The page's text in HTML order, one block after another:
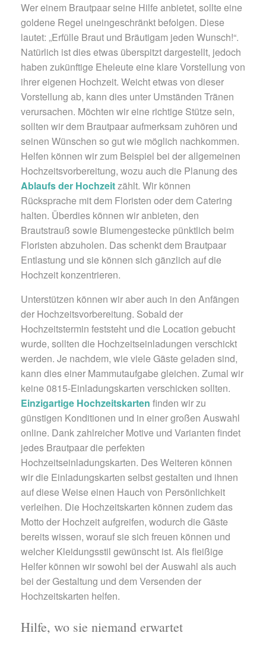
Wer einem Brautpaar seine Hilfe anbietet, sollte eine
goldene Regel uneingeschränkt befolgen. Diese
lautet: „Erfülle Braut und Bräutigam jeden Wunsch!“.
Natürlich ist dies etwas überspitzt dargestellt, jedoch
haben zukünftige Eheleute eine klare Vorstellung von
ihrer eigenen Hochzeit. Weicht etwas von dieser
Vorstellung ab, kann dies unter Umständen Tränen
verursachen. Möchten wir eine richtige Stütze sein,
sollten wir dem Brautpaar aufmerksam zuhören und
seinen Wünschen so gut wie möglich nachkommen.
Helfen können wir zum Beispiel bei der allgemeinen
Hochzeitsvorbereitung, wozu auch die Planung des
Ablaufs der Hochzeitzählt. Wir können
Rücksprache mit dem Floristen oder dem Catering
halten. Überdies können wir anbieten, den
Brautstrauß sowie Blumengestecke pünktlich beim
Floristen abzuholen. Das schenkt dem Brautpaar
Entlastung und sie können sich gänzlich auf die
Hochzeit konzentrieren.
Unterstützen können wir aber auch in den Anfängen
der Hochzeitsvorbereitung. Sobald der
Hochzeitstermin feststeht und die Location gebucht
wurde, sollten die Hochzeitseinladungen verschickt
werden. Je nachdem, wie viele Gäste geladen sind,
kann dies einer Mammutaufgabe gleichen. Zumal wir
keine 0815-Einladungskarten verschicken sollten.
Einzigartige Hochzeitskarten finden wir zu
günstigen Konditionen und in einer großen Auswahl
online. Dank zahlreicher Motive und Varianten findet
jedes Brautpaar die perfekten
Hochzeitseinladungskarten. Des Weiteren können
wir die Einladungskarten selbst gestalten und ihnen
auf diese Weise einen Hauch von Persönlichkeit
verleihen. Die Hochzeitskarten können zudem das
Motto der Hochzeit aufgreifen, wodurch die Gäste
bereits wissen, worauf sie sich freuen können und
welcher Kleidungsstil gewünscht ist. Als fleißige
Helfer können wir sowohl bei der Auswahl als auch
bei der Gestaltung und dem Versenden der
Hochzeitskarten helfen.
Hilfe, wo sie niemand erwartet